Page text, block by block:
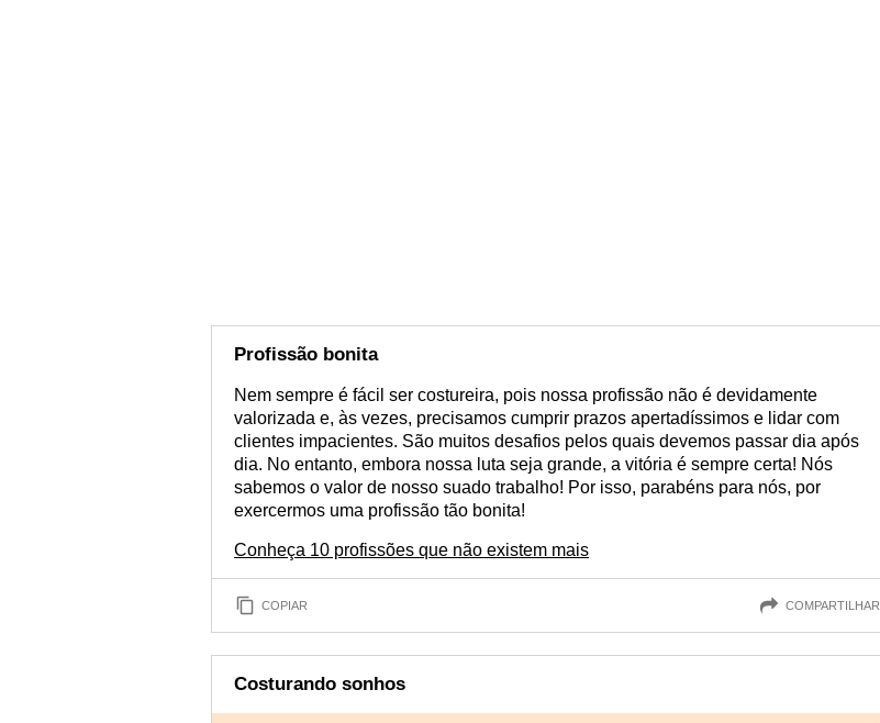
Profissão bonita
Nem sempre é fácil ser costureira, pois nossa profissão não é devidamente
valorizada e, às vezes, precisamos cumprir prazos apertadíssimos e lidar com
clientes impacientes. São muitos desafios pelos quais devemos passar dia após
dia. No entanto, embora nossa luta seja grande, a vitória é sempre certa! Nós
sabemos o valor de nosso suado trabalho! Por isso, parabéns para nós, por
exercermos uma profissão tão bonita!
Conheça 10 profissões que não existem mais
COPIAR COMPARTILHAR
Costurando sonhos